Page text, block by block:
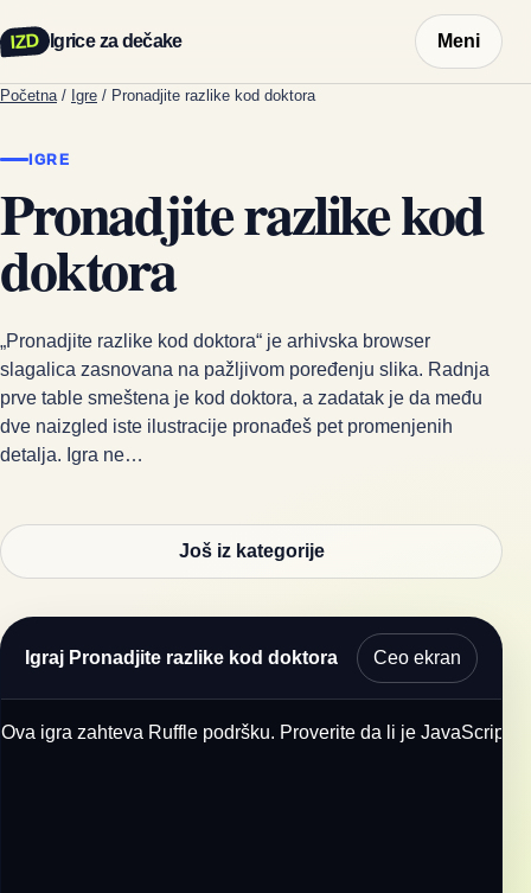
IZD Igrice za dečake Meni
Početna / Igre / Pronadjite razlike kod doktora
IGRE
Pronadjite razlike kod
doktora
„Pronadjite razlike kod doktora“ je arhivska browser
slagalica zasnovana na pažljivom poređenju slika. Radnja
prve table smeštena je kod doktora, a zadatak je da među
dve naizgled iste ilustracije pronađeš pet promenjenih
detalja. Igra ne…
Još iz kategorije
Igraj Pronadjite razlike kod doktora Ceo ekran
Ova igra zahteva Ruffle podršku. Proverite da li je JavaScript